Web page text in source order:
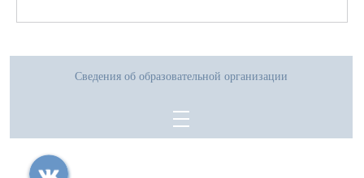
Сведения об образовательной организации